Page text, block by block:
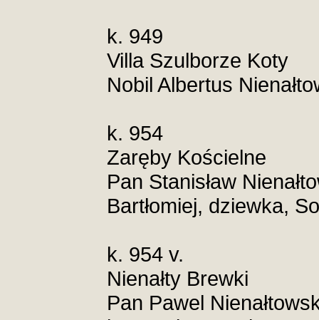
k. 949
Villa Szulborze Koty
Nobil Albertus
k. 954
Zaręby Kościelne
Pan Stanisław
Bartłomiej, dziewka,
k. 954 v.
Nienałty Brewki
Pan Pawel